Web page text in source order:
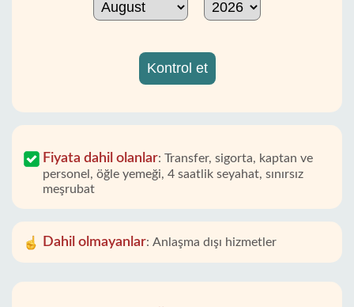
Kontrol et
Fiyata dahil olanlar: Transfer, sigorta, kaptan ve
personel, öğle yemeği, 4 saatlik seyahat, sınırsız
meşrubat
Dahil olmayanlar: Anlaşma dışı hizmetler